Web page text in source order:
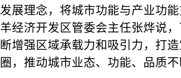
发展理念，将城市功能与产业功
羊经济开发区管委会主任张烨说
断增强区域承载力和吸引力，打
圈，推动城市业态、功能、品质不